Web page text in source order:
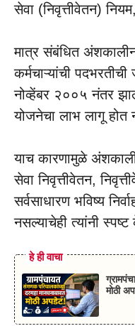
सेवा (निवृत्तीवेतन)
मात्र संबंधित
कर्मचाऱ्यांची पदभरतीची
नोव्हेंबर २००५ नंतर
योजनेचा लाभ लागू होत
याच कारणामुळे
सेवा निवृत्तीवेतन,
सर्वसाधारण भविष्य
नसल्याचेही त्यांनी
हे ही वाचा
मोठी